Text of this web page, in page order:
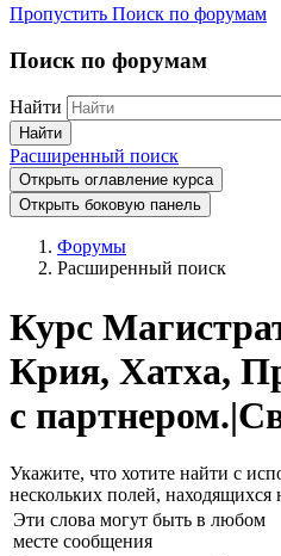
Пропустить Поиск по форумам
Поиск по форумам
Найти
Найти
Расширенный поиск
Открыть оглавление курса
Открыть боковую панель
Форумы
Расширенный поиск
Курс
Крия, Хатха,
с
Укажите, что хотите найти с
нескольких полей, находящихся
Эти слова могут быть в любом
месте сообщения